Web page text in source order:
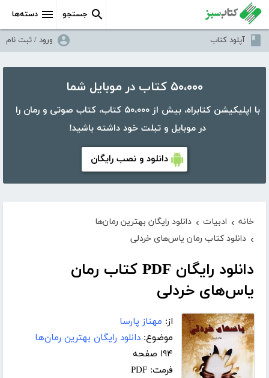
دسته‌ها جستجو
آپلود کتاب ورود / ثبت نام
۵۰،۰۰۰ کتاب در موبایل شما
با اپلیکیشن کتابراه، بیش از ۵۰،۰۰۰ کتاب، کتاب صوتی و رمان را
در موبایل و تبلت خود داشته باشید!
دانلود و نصب رایگان
خانه › ادبیات › دانلود رایگان بهترین رمان‌ها
› دانلود کتاب رمان یاس‌های خردلی
دانلود رایگان PDF کتاب رمان
یاس‌های خردلی
از: مهناز پارسا
موضوع: دانلود رایگان بهترین رمان‌ها
۱۹۴ صفحه
فرمت: PDF